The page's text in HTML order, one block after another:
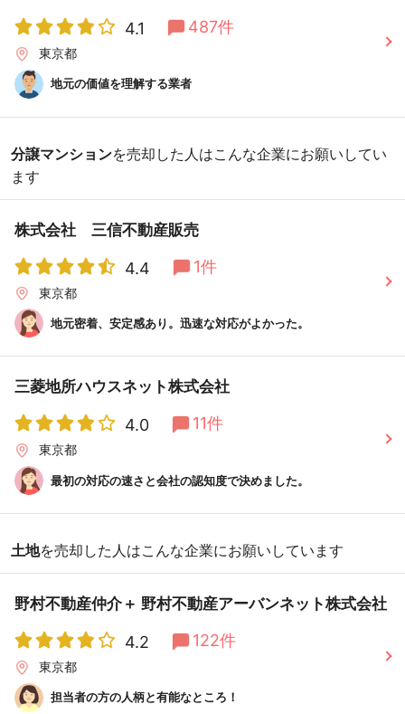
4.1 487件
東京都
地元の価値を理解する業者
分譲マンションを売却した人はこんな企業にお願いしてい
ます
株式会社 三信不動産販売
4.4 1件
東京都
地元密着、安定感あり。迅速な対応がよかった。
三菱地所ハウスネット株式会社
4.0 11件
東京都
最初の対応の速さと会社の認知度で決めました。
土地を売却した人はこんな企業にお願いしています
野村不動産仲介＋ 野村不動産アーバンネット株式会社
4.2 122件
東京都
担当者の方の人柄と有能なところ！